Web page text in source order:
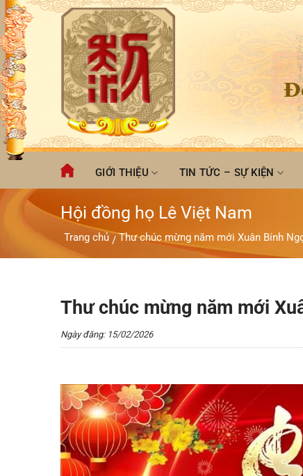
Chuyển
đến
nội
dung
GIỚI THIỆU TIN TỨC – SỰ KIỆN
Hội đồng họ Lê Việt Nam
Trang chủ / Thư chúc mừng năm mới Xuân Bính
Thư chúc mừng năm mới
Ngày đăng: 15/02/2026